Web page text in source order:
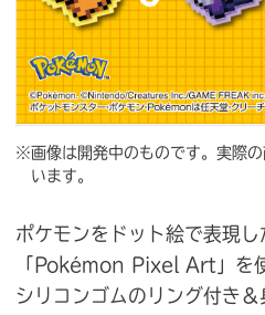
※画像は開発中のものです。実際
います。
ポケモンをドット絵で表現し
「Pokémon Pixel Art」を
シリコンゴムのリング付き